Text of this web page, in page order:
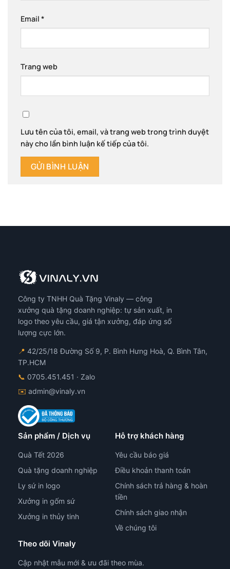
Email *
Trang web
Lưu tên của tôi, email, và trang web trong trình duyệt
này cho lần bình luận kế tiếp của tôi.
Công ty TNHH Quà Tặng Vinaly — công
xưởng quà tặng doanh nghiệp: tự sản xuất, in
logo theo yêu cầu, giá tận xưởng, đáp ứng số
lượng cực lớn.
📍 42/25/18 Đường Số 9, P. Bình Hưng Hoà, Q. Bình Tân,
TP.HCM
📞 0705.451.451 · Zalo
✉️ admin@vinaly.vn
Sản phẩm / Dịch vụ
Quà Tết 2026
Quà tặng doanh nghiệp
Ly sứ in logo
Xưởng in gốm sứ
Xưởng in thủy tinh
Hỗ trợ khách hàng
Yêu cầu báo giá
Điều khoản thanh toán
Chính sách trả hàng & hoàn
tiền
Chính sách giao nhận
Về chúng tôi
Theo dõi Vinaly
Cập nhật mẫu mới & ưu đãi theo mùa.